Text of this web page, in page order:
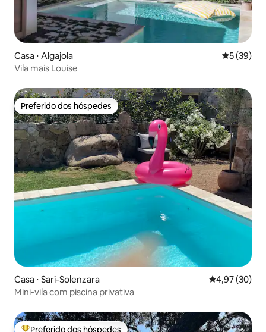
Casa ⋅ Algajola 5 de uma
5 (39)
Vila mais Louise
Preferido dos hóspedes
Preferido dos hóspedes
Casa ⋅ Sari-Solenzara 4,97 de uma
4,97 (30)
Mini-vila com piscina privativa
Preferido dos hóspedes